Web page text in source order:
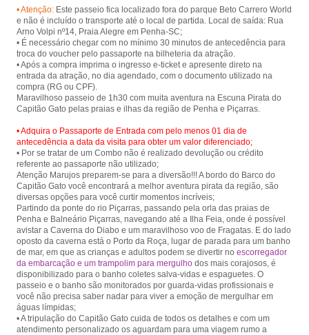
região de Penha e Piçarras.
• Atenção: Este passeio fica localizado fora do parque Beto Carrero World
e não é incluído o transporte até o local de partida. Local de saída: Rua
Arno Volpi nº14, Praia Alegre em Penha-SC;
• É necessário chegar com no mínimo 30 minutos de antecedência para
troca do voucher pelo passaporte na bilheteria da atração.
• Após a compra imprima o ingresso e-ticket e apresente direto na
entrada da atração, no dia agendado, com o documento utilizado na
compra (RG ou CPF).
Maravilhoso passeio de 1h30 com muita aventura na Escuna Pirata do
• Adquira o Passaporte de Entrada com pelo menos 01 dia de
antecedência a data da visita para obter um valor diferenciado;
• Por se tratar de um Combo não é realizado devolução ou crédito
referente ao passaporte não utilizado;
Atenção Marujos preparem-se para a diversão!!! A bordo do Barco do
Capitão Gato você encontrará a melhor aventura pirata da região, são
diversas opções para você curtir momentos incríveis;
Partindo da ponte do rio Piçarras, passando pela orla das praias de
Penha e Balneário Piçarras, navegando até a Ilha Feia, onde é possível
avistar a Caverna do Diabo e um maravilhoso voo de Fragatas. E do lado
oposto da caverna está o Porto da Roça, lugar de parada para um banho
de mar, em que as crianças e adultos podem se divertir no escorregador
da embarcação e um trampolim para mergulho dos mais corajosos, é
disponibilizado para o banho coletes salva-vidas e espaguetes. O
passeio e o banho são monitorados por guarda-vidas profissionais e
você não precisa saber nadar para viver a emoção de mergulhar em
águas límpidas;
• A tripulação do Capitão Gato cuida de todos os detalhes e com um
atendimento personalizado os aguardam para uma viagem rumo a